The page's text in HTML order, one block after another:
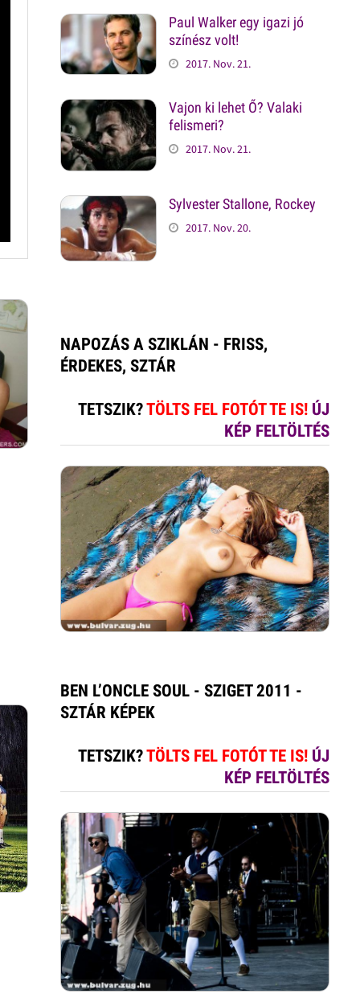
Paul Walker egy igazi jó
színész volt!
2017. Nov. 21.
Vajon ki lehet Ő? Valaki
felismeri?
2017. Nov. 21.
Sylvester Stallone, Rockey
2017. Nov. 20.
NAPOZÁS A SZIKLÁN - FRISS,
ÉRDEKES, SZTÁR
TETSZIK?TÖLTS FEL FOTÓT TE IS! ÚJ
KÉP FELTÖLTÉS
BEN L’ONCLE SOUL - SZIGET 2011 -
SZTÁR KÉPEK
TETSZIK?TÖLTS FEL FOTÓT TE IS! ÚJ
KÉP FELTÖLTÉS